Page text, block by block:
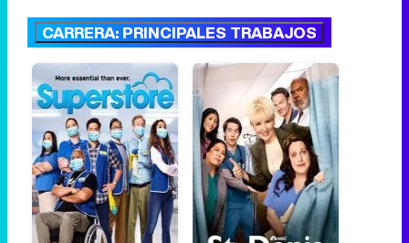
CARRERA: PRINCIPALES TRABAJOS